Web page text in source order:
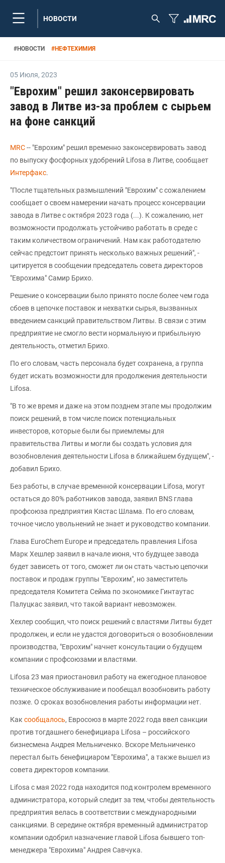
НОВОСТИ
#НОВОСТИ #НЕФТЕХИМИЯ
05 Июля, 2023
"Еврохим" решил законсервировать
завод в Литве из-за проблем с сырьем
на фоне санкций
MRC-- "Еврохим" решил временно законсервировать завод
по выпуску фосфорных удобрений Lifosa в Литве, сообщает
Интерфакс.
"После тщательных размышлений "Еврохим" с сожалением
сообщает о своем намерении начать процесс консервации
завода в Литве с октября 2023 года (...). К сожалению, нет
возможности продолжать устойчиво работать в среде с
таким количеством ограничений. Нам как работодателю
сейчас предстоит принять несколько важных решений", -
цитируется в сообщении председатель совета директоров
"Еврохима" Самир Брихо.
Решение о консервации было принято после более чем года
сбоев в цепочке поставок и нехватки сырья, вызванных
введением санкций правительством Литвы. В связи с этим
предприятие не смогло вести нормальную и прибыльную
деятельность, отметил Брихо.
По его словам, часть персонала будет сохранена, а группа
будет искать возможности для продолжения деятельности
Lifosa.
"В то же время и даже на этом позднем этапе мы продолжим
поиск решений, в том числе поиск потенциальных
инвесторов, которые были бы приемлемы для
правительства Литвы и могли бы создать условия для
возобновления деятельности Lifosa в ближайшем будущем", -
добавил Брихо.
Без работы, в случае временной консервации Lifosa, могут
остаться до 80% работников завода, заявил BNS глава
профсоюза предприятия Кястас Шлама. По его словам,
точное число увольнений не знает и руководство компании.
Глава EuroChem Europe и председатель правления Lifosa
Марк Хешлер заявил в начале июня, что будущее завода
будет зависеть от того, сможет ли он стать частью цепочки
поставок и продаж группы "Еврохим", но заместитель
председателя Комитета Сейма по экономике Гинтаутас
Палуцкас заявил, что такой вариант невозможен.
Хехлер сообщил, что поиск решений с властями Литвы будет
продолжен, и если не удастся договориться о возобновлении
производства, "Еврохим" начнет консультации о будущем
компании с профсоюзами и властями.
Lifosa 23 мая приостановил работу на ежегодное плановое
техническое обслуживание и пообещал возобновить работу
позже. О сроках возобновления работы информации нет.
Как сообщалось, Евросоюз в марте 2022 года ввел санкции
против тогдашнего бенефициара Lifosa – российского
бизнесмена Андрея Мельниченко. Вскоре Мельниченко
перестал быть бенефициаром "Еврохима", а также вышел из
совета директоров компании.
Lifosa с мая 2022 года находится под контролем временного
администратора, который следит за тем, чтобы деятельность
предприятия велась в соответствии с международными
санкциями. В середине октября временный администратор
компании одобрил назначение главой Lifosa бывшего топ-
менеджера "Еврохима" Андрея Савчука.